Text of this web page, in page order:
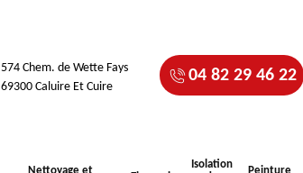
574 Chem. de Wette Fays
69300 Caluire Et Cuire
04 82 29 46 22
Isolation